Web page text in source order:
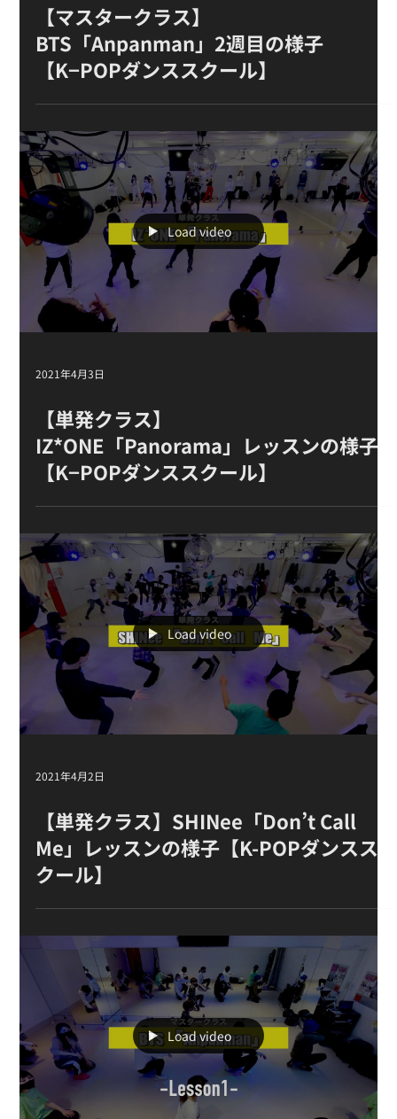
【マスタークラス 】
BTS「Anpanman」 2週目の様子
【K−POPダンススクール】
Load video
2021年4月3日
【単発クラス】
IZ*ONE「Panorama」 レッスンの様子
【K−POPダンススクール】
Load video
2021年4月2日
【単発クラス】SHINee「Don’t Call
Me」 レッスンの様子【K-POPダンスス
クール】
Load video